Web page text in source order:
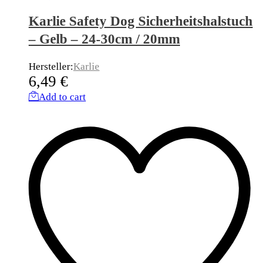
Karlie Safety Dog Sicherheitshalstuch
– Gelb – 24-30cm / 20mm
Hersteller:Karlie
6,49 €
Add to cart